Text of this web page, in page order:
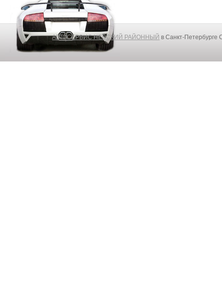
АВТОСЕРВИС НЕВСКИЙ РАЙОННЫЙ в Санкт-Петербурге